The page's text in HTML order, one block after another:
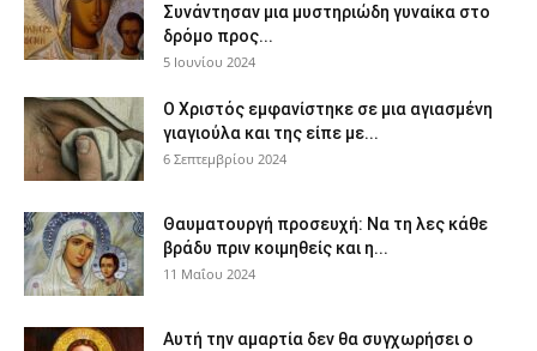
Συνάντησαν μια μυστηριώδη γυναίκα στο
δρόμο προς...
5 Ιουνίου 2024
Ο Χριστός εμφανίστηκε σε μια αγιασμένη
γιαγιούλα και της είπε με...
6 Σεπτεμβρίου 2024
Θαυματουργή προσευχή: Να τη λες κάθε
βράδυ πριν κοιμηθείς και η...
11 Μαΐου 2024
Αυτή την αμαρτία δεν θα συγχωρήσει ο